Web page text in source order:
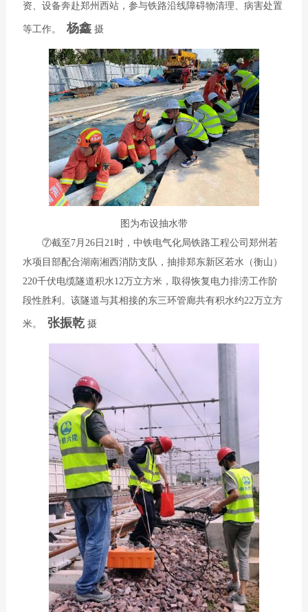
资、设备奔赴郑州西站，参与铁路沿线障碍物清理、病害处置
等工作。 杨鑫摄
图为布设抽水带
⑦截至7月26日21时，中铁电气化局铁路工程公司郑州若
水项目部配合湖南湘西消防支队，抽排郑东新区若水（衡山）
220千伏电缆隧道积水12万立方米，取得恢复电力排涝工作阶
段性胜利。该隧道与其相接的东三环管廊共有积水约22万立方
米。 张振乾摄